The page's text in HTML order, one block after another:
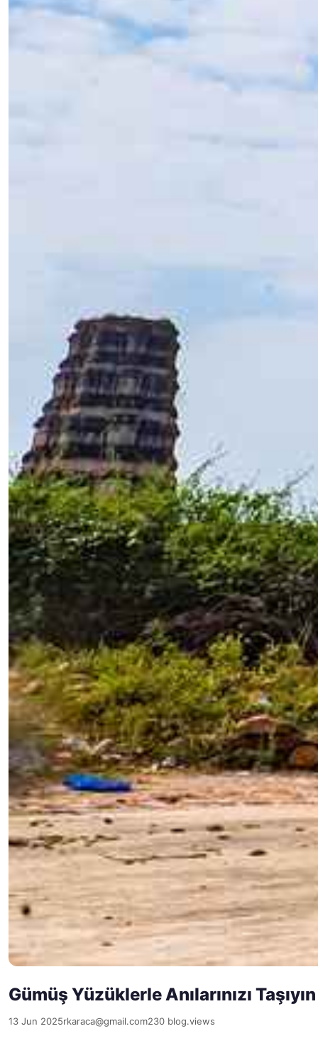
Gümüş Yüzüklerle Anılarınızı Taşıyın
13 Jun 2025rkaraca@gmail.com230 blog.views